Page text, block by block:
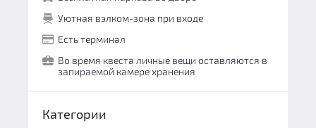
Уютная вэлком-зона при входе
Есть терминал
Во время квеста личные вещи оставляются в
запираемой камере хранения
Категории